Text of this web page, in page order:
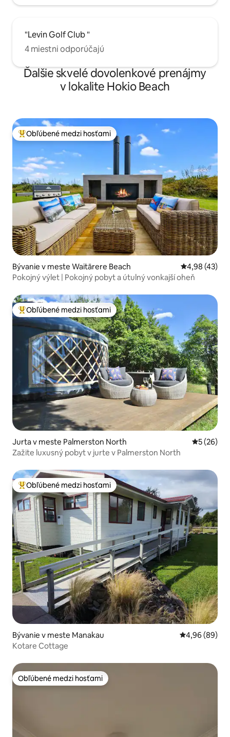
"Levin Golf Club "
4 miestni odporúčajú
Ďalšie skvelé dovolenkové prenájmy
v lokalite Hokio Beach
Najobľúbenejšie medzi hosťami
Obľúbené medzi hosťami
Bývanie v meste Waitārere Beach Priemerné
4,98 (43)
Pokojný výlet | Pokojný pobyt a útulný vonkajší oheň
Najobľúbenejšie medzi hosťami
Obľúbené medzi hosťami
Jurta v meste Palmerston North
5 (26)
Zažite luxusný pobyt v jurte v Palmerston North
Najobľúbenejšie medzi hosťami
Obľúbené medzi hosťami
Bývanie v meste Manakau Priemerné
4,96 (89)
Kotare Cottage
Obľúbené medzi hosťami
Obľúbené medzi hosťami